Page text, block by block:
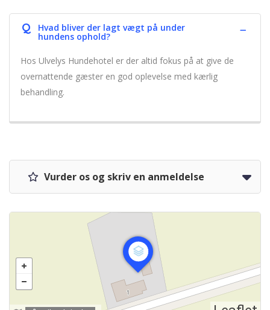
Q Hvad bliver der lagt vægt på under
hundens ophold?
Hos Ulvelys Hundehotel er der altid fokus på at give de
overnattende gæster en god oplevelse med kærlig
behandling.
Vurder os og skriv en anmeldelse